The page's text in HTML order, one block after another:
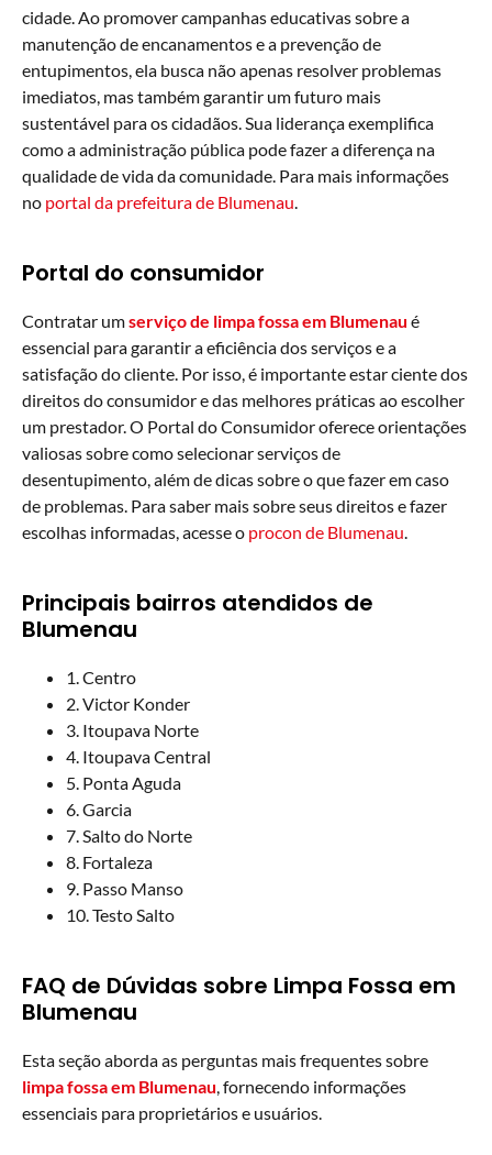
cidade. Ao promover campanhas educativas sobre a
manutenção de encanamentos e a prevenção de
entupimentos, ela busca não apenas resolver problemas
imediatos, mas também garantir um futuro mais
sustentável para os cidadãos. Sua liderança exemplifica
como a administração pública pode fazer a diferença na
qualidade de vida da comunidade. Para mais informações
no portal da prefeitura de Blumenau
Portal do consumidor
Contratar umserviço de limpa fossa em Blumenau é
essencial para garantir a eficiência dos serviços e a
satisfação do cliente. Por isso, é importante estar ciente dos
direitos do consumidor e das melhores práticas ao escolher
um prestador. O Portal do Consumidor oferece orientações
valiosas sobre como selecionar serviços de
desentupimento, além de dicas sobre o que fazer em caso
de problemas. Para saber mais sobre seus direitos e fazer
escolhas informadas, acesse o procon de Blumenau
Principais bairros atendidos de
Blumenau
1. Centro
2. Victor Konder
3. Itoupava Norte
4. Itoupava Central
5. Ponta Aguda
6. Garcia
7. Salto do Norte
8. Fortaleza
9. Passo Manso
10. Testo Salto
FAQ de Dúvidas sobre Limpa Fossa em
Blumenau
Esta seção aborda as perguntas mais frequentes sobre
limpa fossa em Blumenau , fornecendo informações
essenciais para proprietários e usuários.